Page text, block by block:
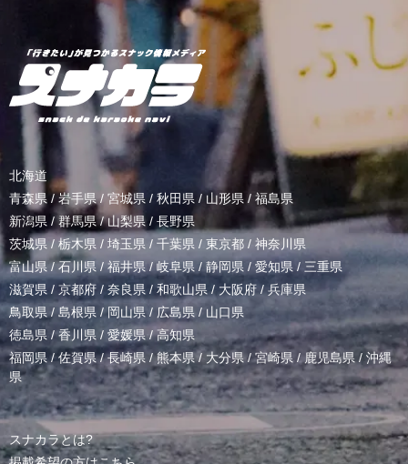
北海道
青森県 / 岩手県/ 宮城県 / 秋田県 / 山形県/ 福島県
新潟県 /群馬県/山梨県 / 長野県
茨城県 / 栃木県 / 埼玉県 / 千葉県 / 東京都 / 神奈川県
富山県 /石川県/福井県/岐阜県 / 静岡県 / 愛知県 / 三重県
滋賀県 / 京都府 / 奈良県 / 和歌山県/ 大阪府 /兵庫県
鳥取県/ 島根県 /岡山県/ 広島県 / 山口県
徳島県 /香川県 / 愛媛県/高知県
福岡県/佐賀県/長崎県 /熊本県/ 大分県/宮崎県 /鹿児島県 / 沖縄
県
スナカラとは?